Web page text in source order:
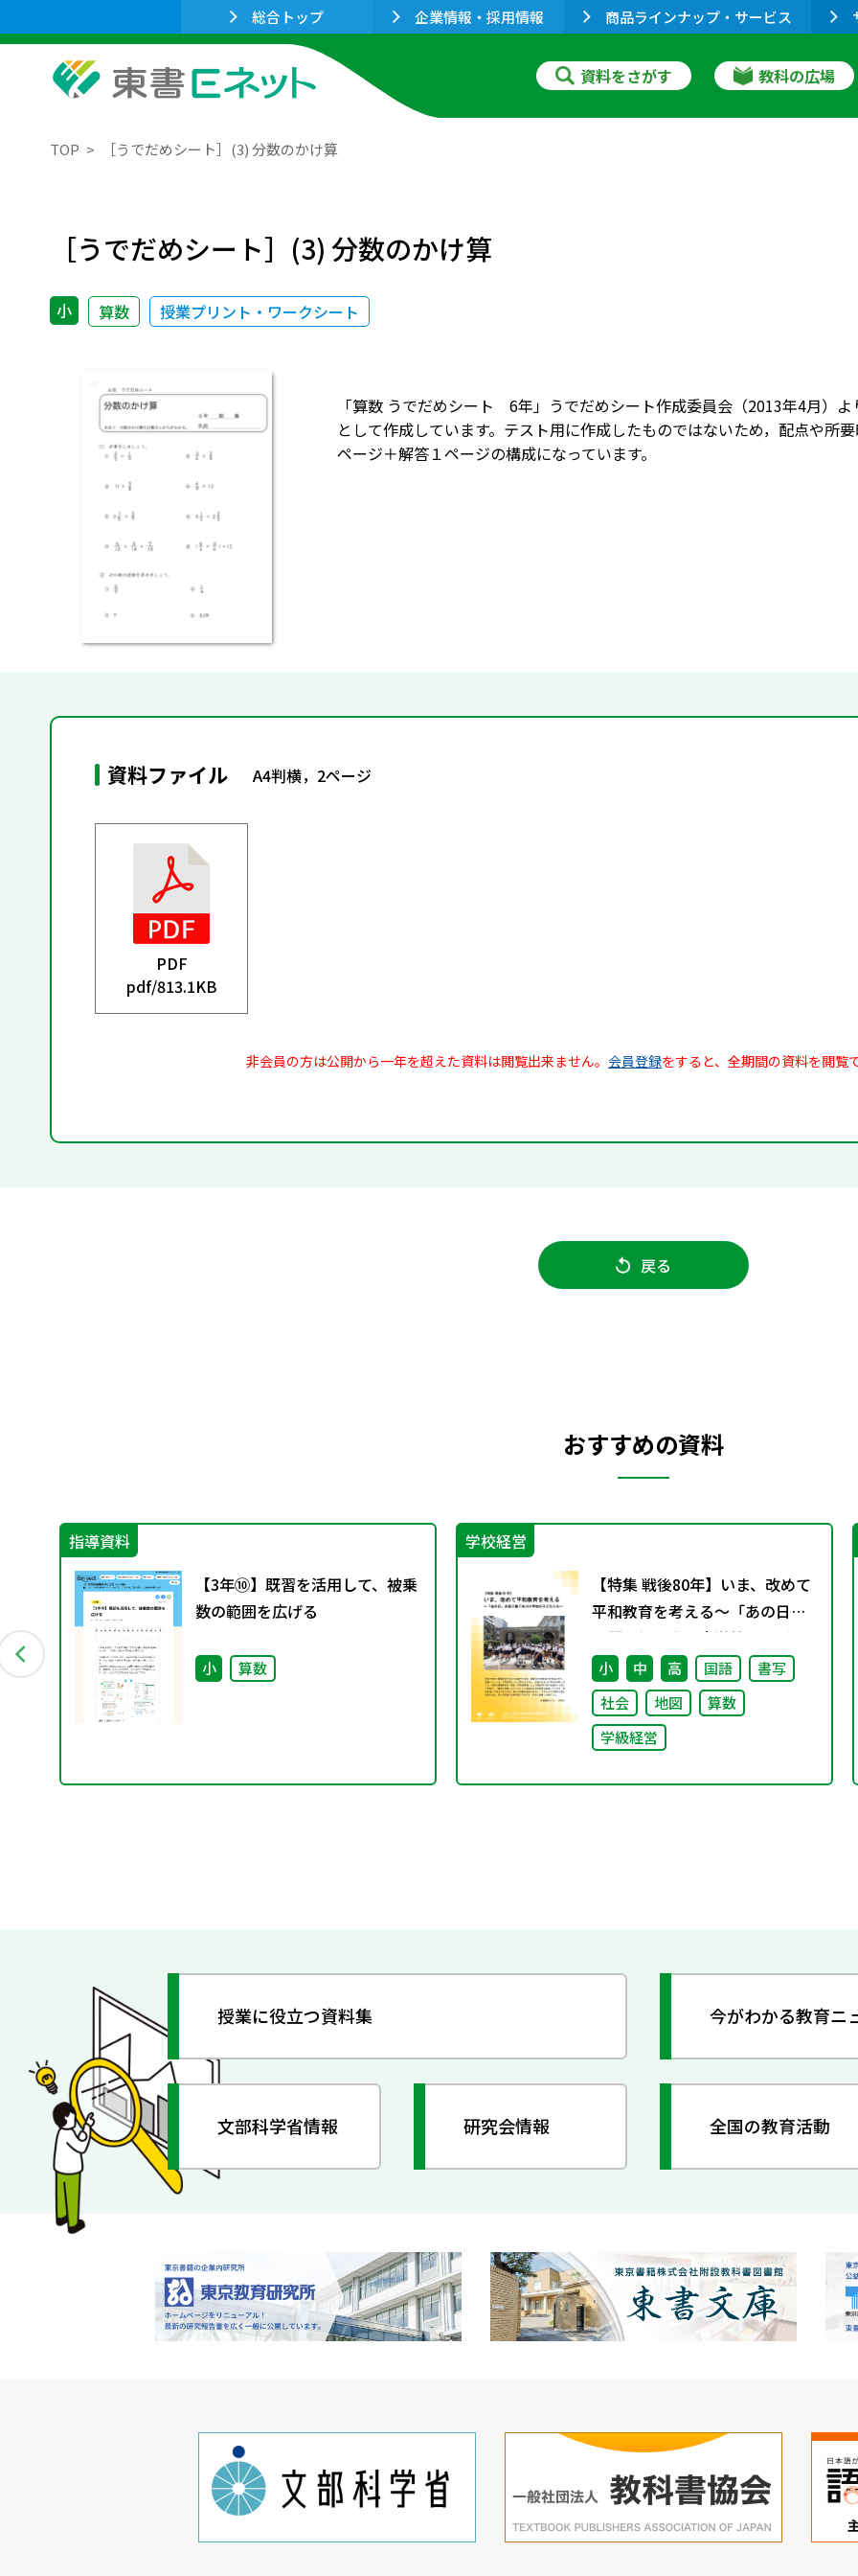
総合トップ 企業情報・採用情報 商品ラインナップ・サービス
資料をさがす 教科の広場
TOP ［うでだめシート］(3) 分数のかけ算
［うでだめシート］(3) 分数のかけ算
小 算数 授業プリント・ワークシート
「算数 うでだめシート 6年」うでだめシート作成委員会（2013年4月）
として作成しています。テスト用に作成したものではないため，配点や所
ページ＋解答１ページの構成になっています。
資料ファイル A4判横，2ページ
PDF
pdf/813.1KB
非会員の方は公開から一年を超えた資料は閲覧出来ません。 会員登録をすると、全期間の資料を閲覧
戻る
おすすめの資料
指導資料
【3年⑩】既習を活用して、被乗
数の範囲を広げる
小 算数
学校経営
【特集 戦後80年】いま、改めて
平和教育を考える〜「あの日」
を語り継ぐ本川小学校の子ども
たち〜
小 中 高 国語
書写
社会
地図
算数
学級経営
授業に役立つ資料集 今がわかる教育ニ
文部科学省情報 研究会情報 全国の教育活動